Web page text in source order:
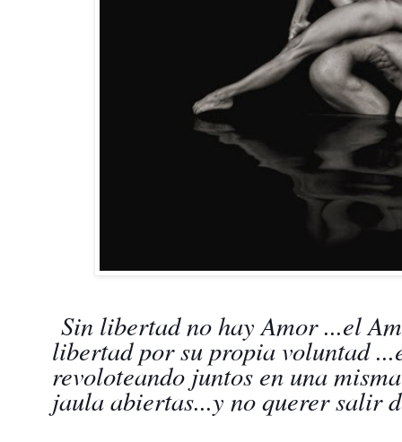
Sin libertad no hay Amor ...el
libertad por su propia voluntad
revoloteando juntos en una
jaula abiertas...y no querer salir